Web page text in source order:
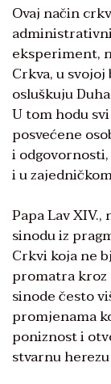
Ovaj način
eksperiment,
Crkva, u
osluškuju
U tom hodu
posvećene
i
i u
Papa Lav
sinodu iz
Crkvi koja ne
promatra kroz
sinode često
promjenama
poniznost i
stvarnu